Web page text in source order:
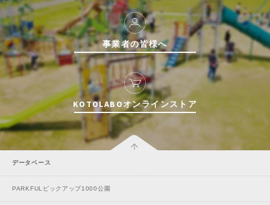
事業者の皆様へ
KOTOLABOオンラインストア
データベース
PARKFULピックアップ1000公園